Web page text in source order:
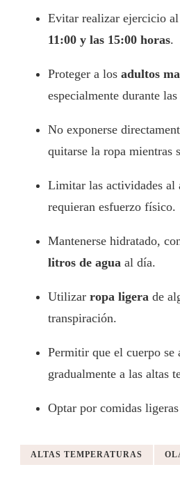
Evitar realizar ejercicio
11:00 y las 15:00 horas.
Proteger a los adultos
especialmente durante las
No exponerse
quitarse la ropa mientras
Limitar las actividades al
requieran esfuerzo físico.
Mantenerse hidratado,
litros de agua al día.
Utilizar ropa ligera de
transpiración.
Permitir que el cuerpo se
gradualmente a las altas
Optar por comidas
ALTAS TEMPERATURAS